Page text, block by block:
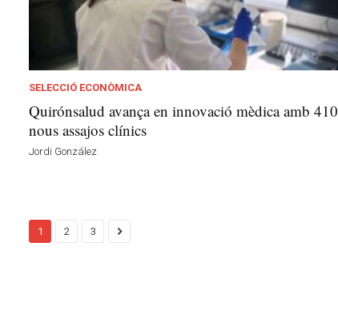
SELECCIÓ ECONÒMICA
Quirónsalud avança en innovació mèdica amb 410
nous assajos clínics
Jordi González
1 2 3